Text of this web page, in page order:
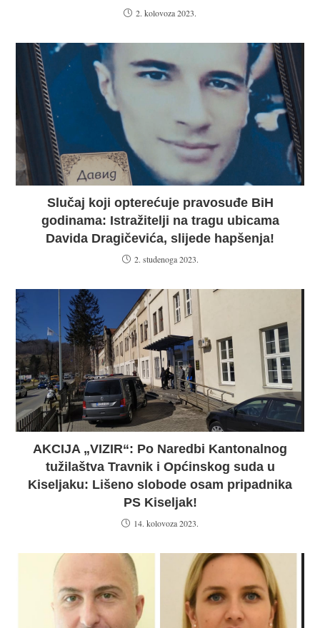
2. kolovoza 2023.
Slučaj koji opterećuje pravosuđe BiH
godinama: Istražitelji na tragu ubicama
Davida Dragičevića, slijede hapšenja!
2. studenoga 2023.
AKCIJA „VIZIR“: Po Naredbi Kantonalnog
tužilaštva Travnik i Općinskog suda u
Kiseljaku: Lišeno slobode osam pripadnika
PS Kiseljak!
14. kolovoza 2023.